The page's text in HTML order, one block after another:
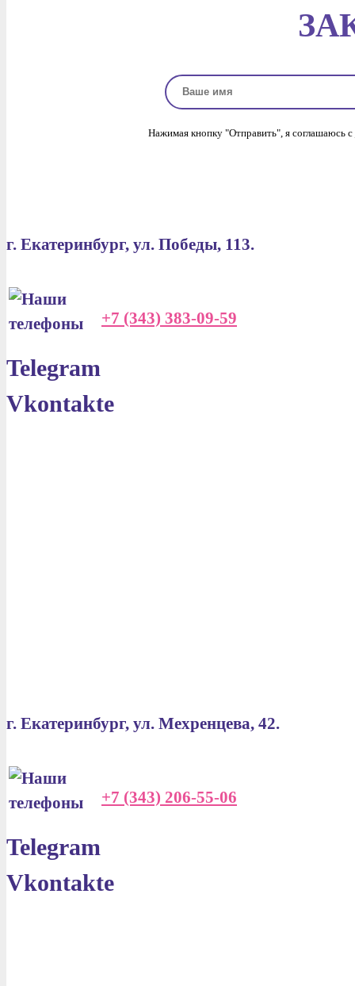
Нажимая кнопку "Отправить", я соглашаюсь с
г. Екатеринбург, ул. Победы, 113.
+7 (343) 383-09-59
Telegram
Vkontakte
г. Екатеринбург, ул. Мехренцева, 42.
+7 (343) 206-55-06
Telegram
Vkontakte